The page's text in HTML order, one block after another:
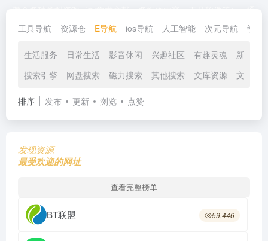
过统一的检索界面帮助用户快速查找和获取所需资源的在线平台。
工具导航 资源仓 E导航 ios导航 人工智能 次元导航 学习
生活服务 日常生活 影音休闲 兴趣社区 有趣灵魂
新闻资
搜索引擎
网盘搜索 磁力搜索 其他搜索 文库资源 文言古
排序 发布 更新 浏览 点赞
发现资源
最受欢迎的网址
查看完整榜单
BT联盟 59,446